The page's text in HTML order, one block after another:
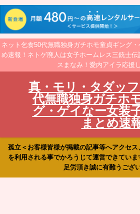
ネット乞食50代無職独身ガチホモ童貞ギング
め速報！ネトゲ廃人は女子ホームレス三銃士
スまなみ！愛内アイラ応援
真・モリ・タダッ
代無職独身ガチホ
グ・ゲイなー女装
まとめ速
孤立＜お客様皆様が掲載の記事等へアクセ
を利用される事でかろうじて運営できてい
足労頂き誠に有難うござ